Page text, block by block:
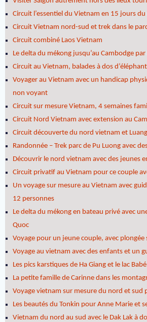
Circuit l’essentiel du Vietnam en 15 jours
Circuit Vietnam nord-sud et trek dans le
Circuit combiné Laos Vietnam
Le delta du mékong jusqu’au Cambodge
Circuit au Vietnam, balades à dos
Voyager au Vietnam avec un handicap
non voyant
Circuit sur mesure Vietnam, 4 semaines
Circuit Nord Vietnam avec extension au
Circuit découverte du nord vietnam et
Randonnée – Trek parc de Pu Luong avec
Découvrir le nord vietnam avec des jeunes
Circuit privatif au Vietnam pour ce couple
Un voyage sur mesure au Vietnam avec
12 personnes
Le delta du mékong en bateau privé avec
Quoc
Voyage pour un jeune couple, avec plongée
Voyage au vietnam avec des enfants et un
Les pics karstiques de Ha Giang et le lac
La petite famille de Carinne dans les
Voyage vietnam sur mesure du nord et sud
Les beautés du Tonkin pour Anne Marie et
Vietnam du nord au sud avec le Dak Lak à